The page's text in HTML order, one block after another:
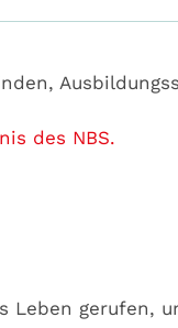
des NBS.
Leben gerufen,